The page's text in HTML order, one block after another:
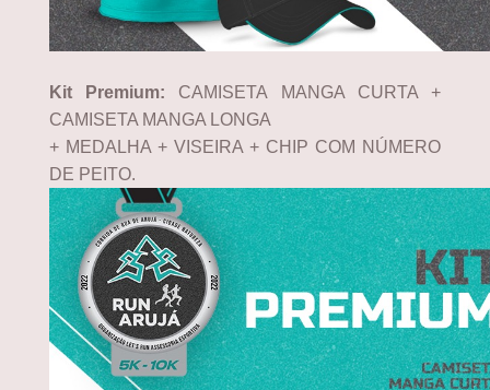
Kit Premium: CAMISETA MANGA CURTA +
CAMISETA MANGA LONGA
+ MEDALHA + VISEIRA + CHIP COM NÚMERO
DE PEITO.